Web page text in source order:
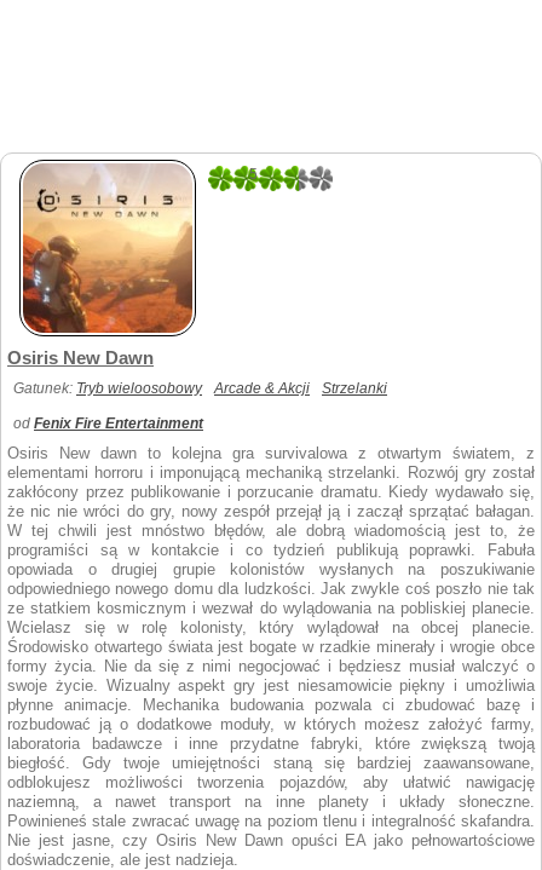
5
Osiris New Dawn
Gatunek: Tryb wieloosobowy Arcade & Akcji Strzelanki
od Fenix Fire Entertainment
Osiris New dawn to kolejna gra survivalowa z otwartym światem, z
elementami horroru i imponującą mechaniką strzelanki. Rozwój gry został
zakłócony przez publikowanie i porzucanie dramatu. Kiedy wydawało się,
że nic nie wróci do gry, nowy zespół przejął ją i zaczął sprzątać bałagan.
W tej chwili jest mnóstwo błędów, ale dobrą wiadomością jest to, że
programiści są w kontakcie i co tydzień publikują poprawki. Fabuła
opowiada o drugiej grupie kolonistów wysłanych na poszukiwanie
odpowiedniego nowego domu dla ludzkości. Jak zwykle coś poszło nie tak
ze statkiem kosmicznym i wezwał do wylądowania na pobliskiej planecie.
Wcielasz się w rolę kolonisty, który wylądował na obcej planecie.
Środowisko otwartego świata jest bogate w rzadkie minerały i wrogie obce
formy życia. Nie da się z nimi negocjować i będziesz musiał walczyć o
swoje życie. Wizualny aspekt gry jest niesamowicie piękny i umożliwia
płynne animacje. Mechanika budowania pozwala ci zbudować bazę i
rozbudować ją o dodatkowe moduły, w których możesz założyć farmy,
laboratoria badawcze i inne przydatne fabryki, które zwiększą twoją
biegłość. Gdy twoje umiejętności staną się bardziej zaawansowane,
odblokujesz możliwości tworzenia pojazdów, aby ułatwić nawigację
naziemną, a nawet transport na inne planety i układy słoneczne.
Powinieneś stale zwracać uwagę na poziom tlenu i integralność skafandra.
Nie jest jasne, czy Osiris New Dawn opuści EA jako pełnowartościowe
doświadczenie, ale jest nadzieja.